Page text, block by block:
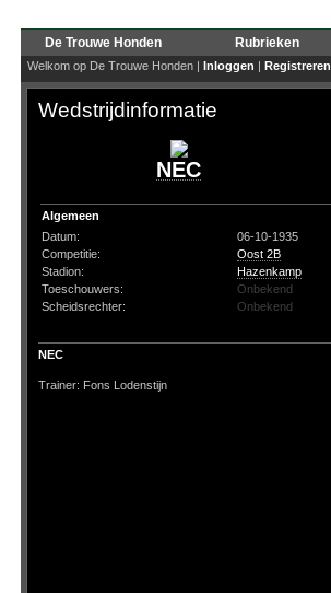
De Trouwe Honden Rubrieken
Welkom op De Trouwe Honden | Inloggen | Registreren
Wedstrijdinformatie
NEC
Algemeen
Datum:
06-10-1935
Competitie:
Oost 2B
Stadion:
Hazenkamp
Toeschouwers:
Onbekend
Scheidsrechter:
Onbekend
NEC
Trainer: Fons Lodenstijn